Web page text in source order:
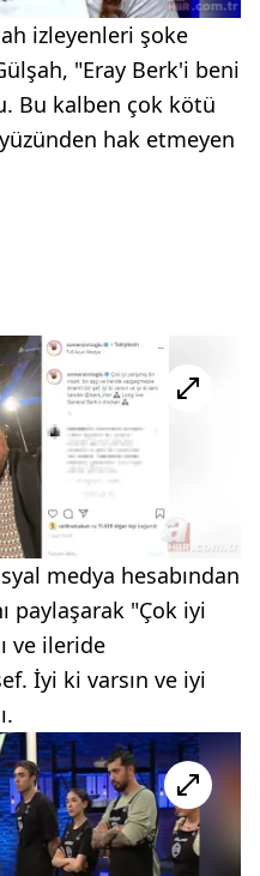
izleyenleri şoke
"Eray Berk'i beni
Bu kalben çok kötü
hak etmeyen
medya hesabından
paylaşarak "Çok iyi
ve ileride
İyi ki varsın ve iyi